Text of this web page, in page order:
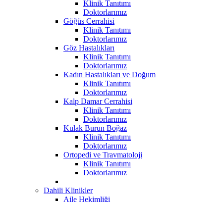
Klinik Tanıtımı
Doktorlarımız
Göğüs Cerrahisi
Klinik Tanıtımı
Doktorlarımız
Göz Hastalıkları
Klinik Tanıtımı
Doktorlarımız
Kadın Hastalıkları ve Doğum
Klinik Tanıtımı
Doktorlarımız
Kalp Damar Cerrahisi
Klinik Tanıtımı
Doktorlarımız
Kulak Burun Boğaz
Klinik Tanıtımı
Doktorlarımız
Ortopedi ve Travmatoloji
Klinik Tanıtımı
Doktorlarımız
Dahili Klinikler
Aile Hekimliği